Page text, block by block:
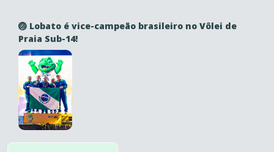
🏐 Lobato é vice-campeão brasileiro no Vôlei de
Praia Sub-14!